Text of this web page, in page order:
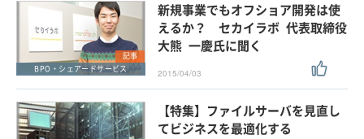
記事
BPO・シェアードサービス
新規事業でもオフショア開発は使
えるか？ セカイラボ 代表取締役
大熊 一慶氏に聞く
2015/04/03
【特集】ファイルサーバを見直し
てビジネスを最適化する